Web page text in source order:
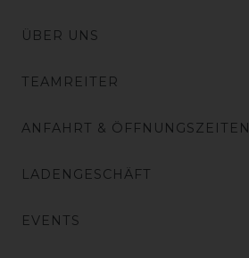
ÜBER UNS
TEAMREITER
ANFAHRT & ÖFFNUNGSZEITEN
LADENGESCHÄFT
EVENTS